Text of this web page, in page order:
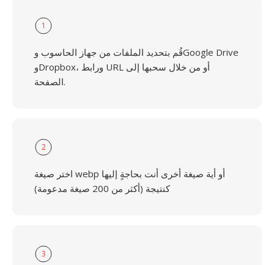
1
قُم بتحديد الملفات من جهاز الحاسوب وGoogle Drive
وDropbox، ورابط URL أو من خلال سحبها إلى
الصفحة.
2
اختر صيغة webp أو أية صيغة أخرى أنت بحاجةٍ إليها
كنتيجة (أكثر من 200 صيغة مدعومة)
3